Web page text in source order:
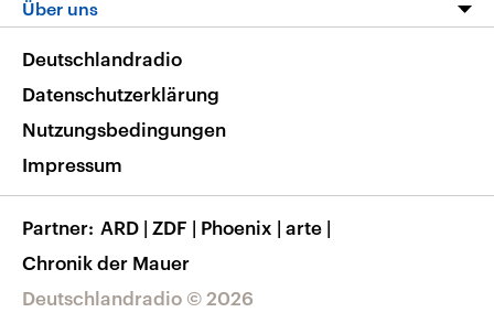
Neue Beiträge auf dlf.de
Deutschlandfunk App
Nachrichten App
Frequenzen
Veranstaltungen
Musikliste
RSS
Über uns
Barrierefreiheit
Deutschlandradio © 2026
Deutschlandradio
Datenschutzerklärung
Nutzungsbedingungen
Impressum
Partner ARD | ZDF | Phoenix | arte |
Chronik der Mauer